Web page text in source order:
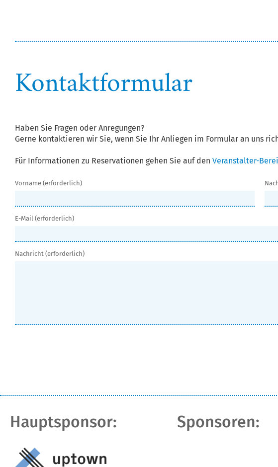
Kontaktformular
Haben Sie Fragen oder Anregungen?
Gerne kontaktieren wir Sie, wenn Sie Ihr Anliegen im Formular an uns
Für Informationen zu Reservationen gehen Sie auf den Veranstalter-
Vorname (erforderlich)
E-Mail (erforderlich)
Nachricht (erforderlich)
Hauptsponsor: Sponsoren: